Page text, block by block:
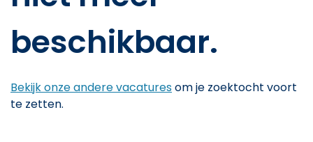
beschikbaar.
Bekijk onze andere vacaturesom je zoektocht voort
te zetten.